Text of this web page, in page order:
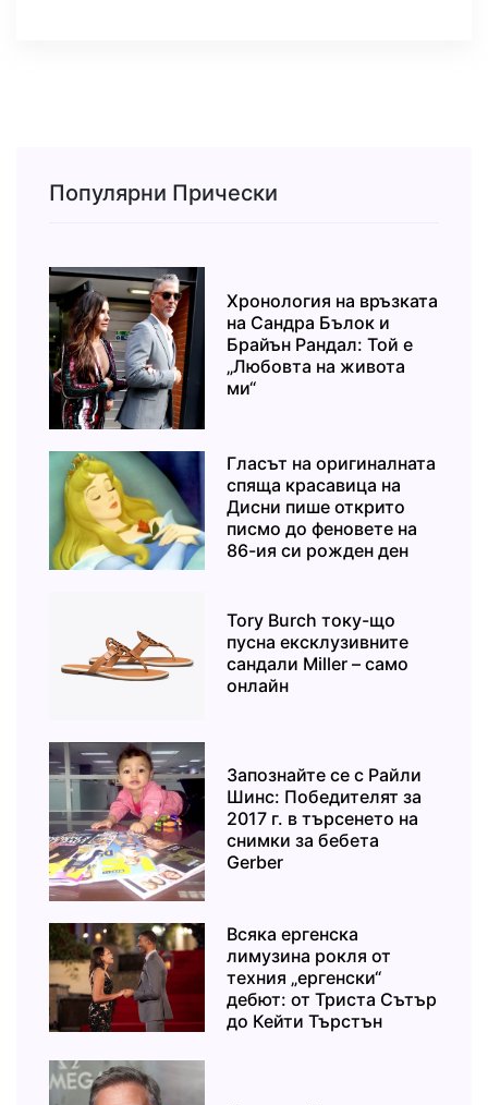
Популярни Прически
Хронология на връзката
на Сандра Бълок и
Брайън Рандал: Той е
„Любовта на живота
ми“
Гласът на оригиналната
спяща красавица на
Дисни пише открито
писмо до феновете на
86-ия си рожден ден
Tory Burch току-що
пусна ексклузивните
сандали Miller – само
онлайн
Запознайте се с Райли
Шинс: Победителят за
2017 г. в търсенето на
снимки за бебета
Gerber
Всяка ергенска
лимузина рокля от
техния „ергенски“
дебют: от Триста Сътър
до Кейти Търстън